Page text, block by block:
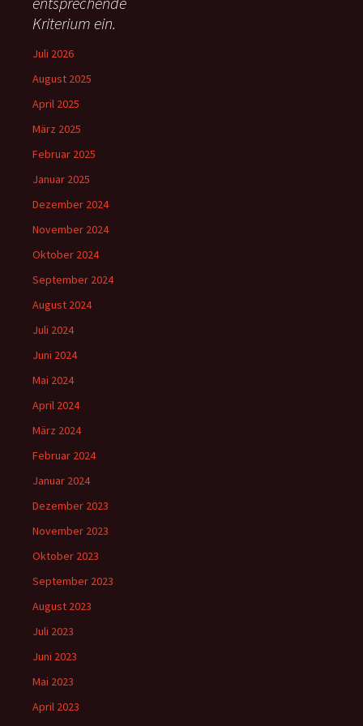
:
Kriterium ein.
Juli 2026
August 2025
April 2025
März 2025
Februar 2025
Januar 2025
Dezember 2024
November 2024
Oktober 2024
September 2024
August 2024
Juli 2024
Juni 2024
Mai 2024
April 2024
März 2024
Februar 2024
Januar 2024
Dezember 2023
November 2023
Oktober 2023
September 2023
August 2023
Juli 2023
Juni 2023
Mai 2023
April 2023